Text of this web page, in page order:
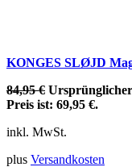
KONGES SLØJD
84,95€
Preis ist: 69,95 €.
inkl. MwSt.
plus Versandkosten